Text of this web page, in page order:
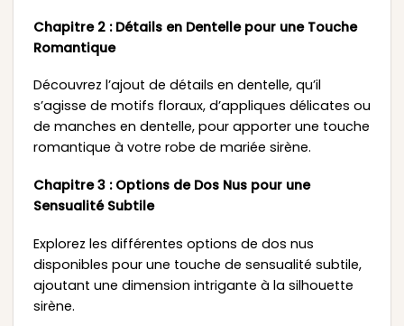
Chapitre 2 : Détails en Dentelle pour une Touche
Romantique
Découvrez l’ajout de détails en dentelle, qu’il
s’agisse de motifs floraux, d’appliques délicates ou
de manches en dentelle, pour apporter une touche
romantique à votre robe de mariée sirène.
Chapitre 3 : Options de Dos Nus pour une
Sensualité Subtile
Explorez les différentes options de dos nus
disponibles pour une touche de sensualité subtile,
ajoutant une dimension intrigante à la silhouette
sirène.